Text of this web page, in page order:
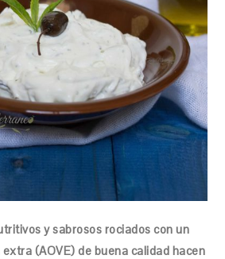
y sabrosos rociados con un
(AOVE) de buena calidad hacen